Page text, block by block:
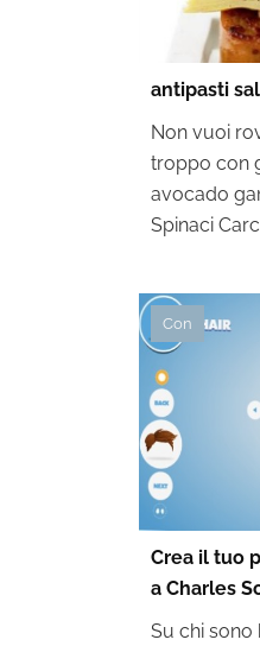
antipasti
Non vuoi
troppo con
avocado
Spinaci
Con
Crea il tuo
a Charles
Su chi sono